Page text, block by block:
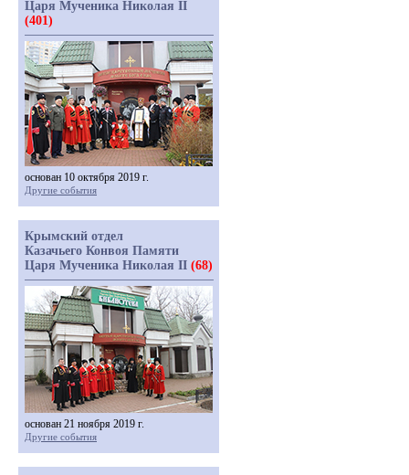
Царя Мученика Николая II
(401)
основан 10 октября 2019 г.
Другие события
Крымский отдел
Казачьего Конвоя Памяти
Царя Мученика Николая II (68)
основан 21 ноября 2019 г.
Другие события